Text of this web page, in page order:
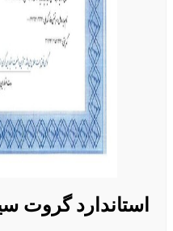
استاندارد گروت